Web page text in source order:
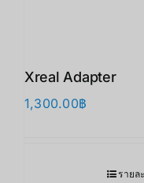
Xreal Adapter
1,300.00฿
รายล